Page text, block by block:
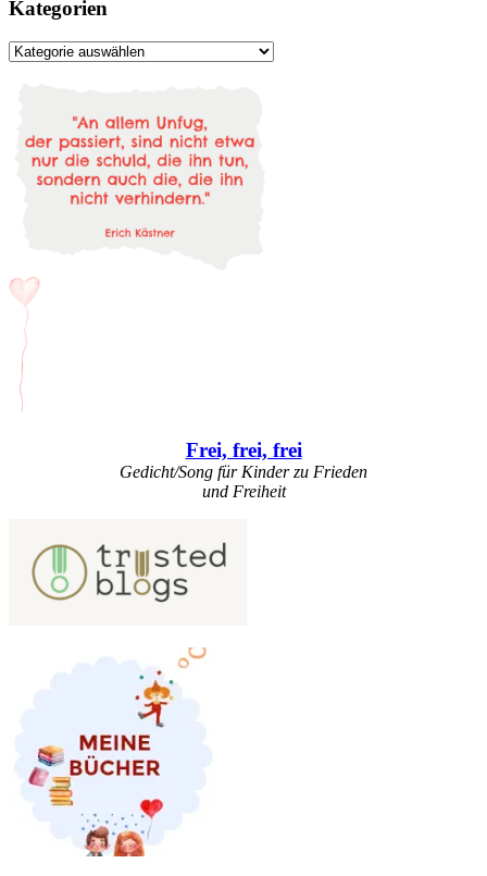
Kategorien
Kategorien
Frei, frei, frei
Gedicht/Song für Kinder zu Frieden
und Freiheit